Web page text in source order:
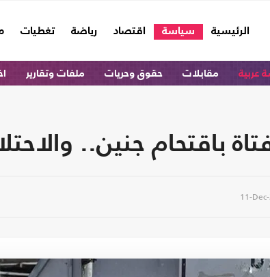
الرئيسية
(current) سياسة اقتصاد رياضة تغطيات
عربية مقابلات حقوق وحريات ملفات وتقارير
باقتحام جنين..
11-